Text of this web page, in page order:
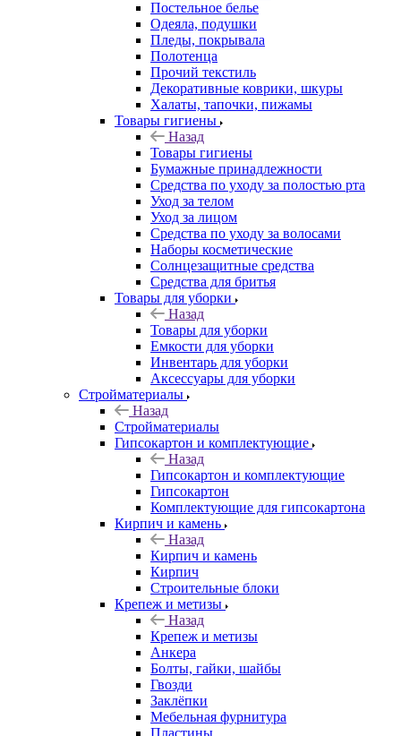
Постельное белье
Одеяла, подушки
Пледы, покрывала
Полотенца
Прочий текстиль
Декоративные коврики, шкуры
Халаты, тапочки, пижамы
Товары гигиены
Назад
Товары гигиены
Бумажные принадлежности
Средства по уходу за полостью рта
Уход за телом
Уход за лицом
Средства по уходу за волосами
Наборы косметические
Солнцезащитные средства
Средства для бритья
Товары для уборки
Назад
Товары для уборки
Емкости для уборки
Инвентарь для уборки
Аксессуары для уборки
Стройматериалы
Назад
Стройматериалы
Гипсокартон и комплектующие
Назад
Гипсокартон и комплектующие
Гипсокартон
Комплектующие для гипсокартона
Кирпич и камень
Назад
Кирпич и камень
Кирпич
Строительные блоки
Крепеж и метизы
Назад
Крепеж и метизы
Анкера
Болты, гайки, шайбы
Гвозди
Заклёпки
Мебельная фурнитура
Пластины